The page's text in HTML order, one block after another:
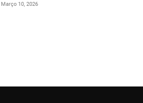
Março 10, 2026